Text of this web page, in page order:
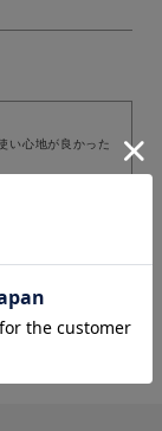
close
close
カートに入れる
close
close
い心地が良かった